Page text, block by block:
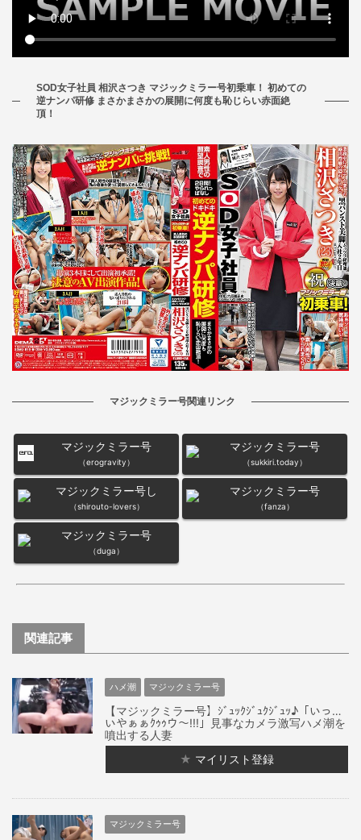
SOD女子社員 相沢さつき マジックミラー号初乗車！ 初めての
逆ナンパ研修 まさかまさかの展開に何度も恥じらい赤面絶
頂！
マジックミラー号関連リンク
マジックミラー号
（erogravity）
マジックミラー号
（sukkiri.today）
マジックミラー号し
（shirouto-lovers）
マジックミラー号
（fanza）
マジックミラー号
（duga）
関連記事
ハメ潮 マジックミラー号
【マジックミラー号】ｼﾞｭｯｸｼﾞｭｸｼﾞｭｯ♪「いっ…
いやぁぁｸｩｩウ～!!!」見事なカメラ激写ハメ潮を
噴出する人妻
★ マイリスト登録
マジックミラー号